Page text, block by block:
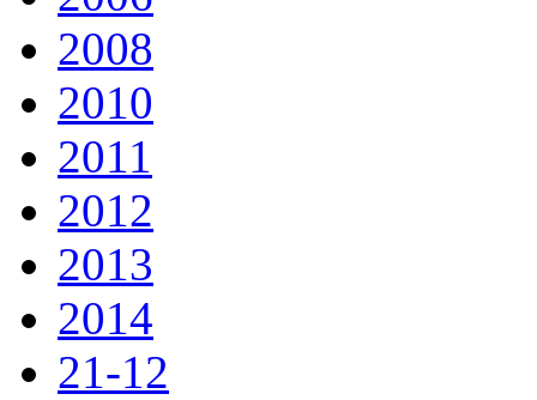
2008
2010
2011
2012
2013
2014
21-12